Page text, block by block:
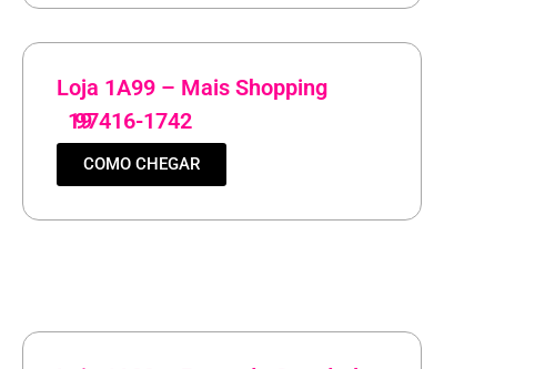
Loja 1A99 – Mais Shopping
19
97416-1742
COMO CHEGAR